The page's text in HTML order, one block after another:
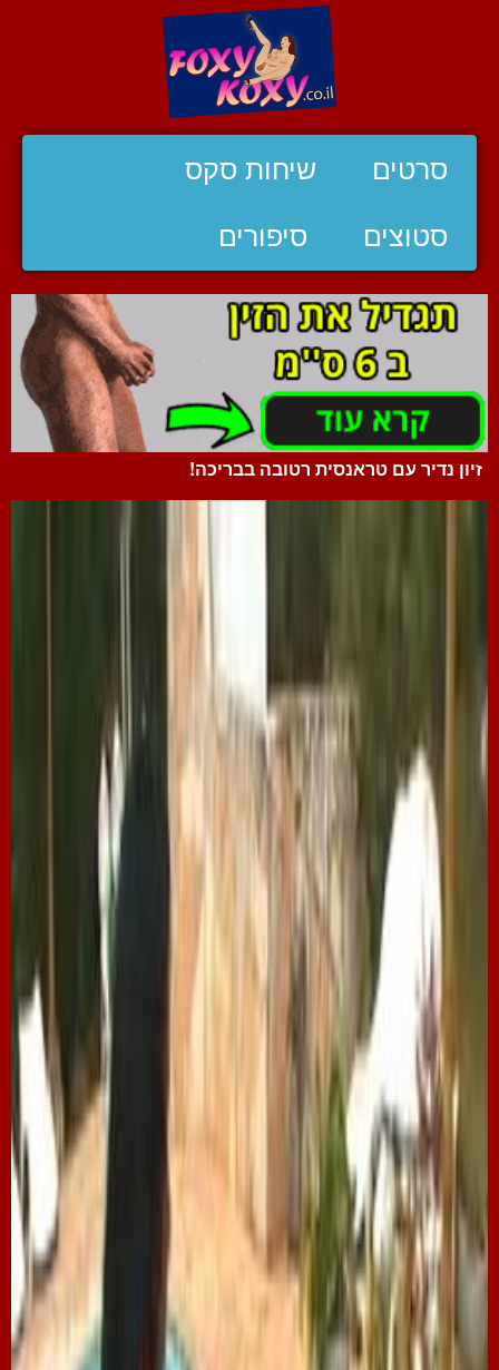
סרטים שיחות סקס
סטוצים סיפורים
זיון נדיר עם טראנסית רטובה בבריכה!